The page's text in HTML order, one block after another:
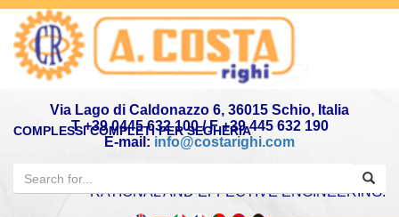
Via Lago di Caldonazzo 6, 36015 Schio, Italia
T +39 0445 632 100 / F +39 445 632 190
E-mail: info@costarighi.com
COMPLESSI COMPLETI PER SEGHERIA
GERMAN-ITALY TECHNOLOGY AND PRODUCTION
RATIONAL AND EFFECTIVE ENGINEERING.